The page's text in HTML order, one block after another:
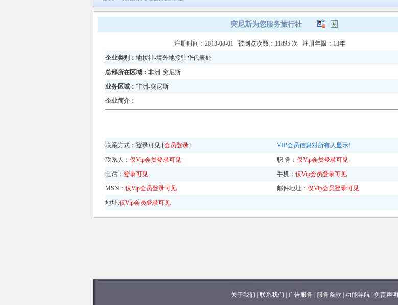
突尼斯为您服务旅行社
注册时间：2013-08-01 被浏览次数：11895 次 注册年限：13年
企业类别： 地接社-境外地接驻华代表处
总部所在区域： 非洲-突尼斯
业务区域： 非洲-突尼斯
企业简介：
联系方式： 登录可见 [会员登录]
VIP会员信息对所有人显示!
联系人： 仅Vip会员登录可见 职 务： 仅Vip会员登录可见
电话： 登录可见 手机： 仅Vip会员登录可见
MSN： 仅Vip会员登录可见 邮件地址： 仅Vip会员登录可见
地址:仅Vip会员登录可见
关于我们 联系我们 广告服务 服务条款 功能导航 免责声明